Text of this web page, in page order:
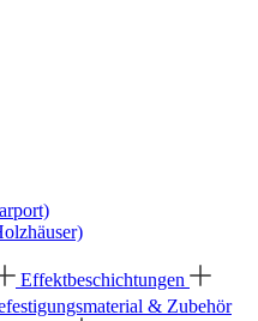
Effektbeschichtungen
& Zubehör